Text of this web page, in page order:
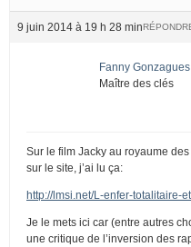
9 juin 2014 à 19 h 28 min
Fanny Gonzagues
Maître des clés
Sur le film Jacky au royaume
sur le site, j’ai lu ça:
http://lmsi.net/L-enfer-totalitaire-
Je le mets ici car (entre autres
une critique de l’inversion des